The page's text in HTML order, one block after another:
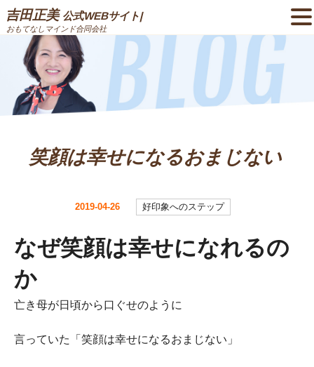
吉田正美公式WEBサイト|
おもてなしマインド合同会社
笑顔は幸せになるおまじない
2019-04-26 好印象へのステップ
なぜ笑顔は幸せになれるの
か
亡き母が日頃から口ぐせのように
言っていた「笑顔は幸せになるおまじない」